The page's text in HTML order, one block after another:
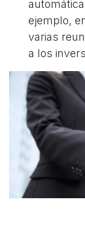
ejemplo,
varias
a los